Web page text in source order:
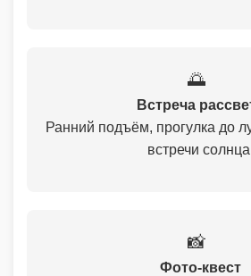
🌅
Встреча
Ранний подъём, прогулка до
встречи
📸
Фото-квест